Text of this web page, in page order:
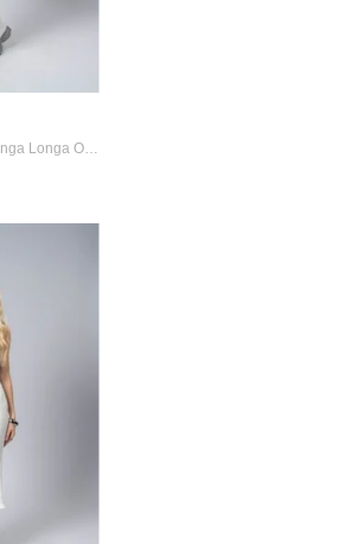
Blusa Tricô Algodão Manga Longa Off-white